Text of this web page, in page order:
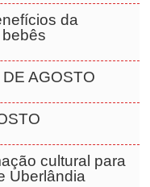
da
AGOSTO
cultural para
Uberlândia